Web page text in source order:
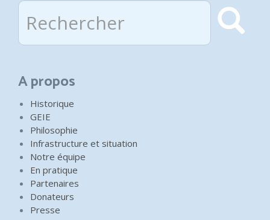
Rechercher
A propos
Historique
GEIE
Philosophie
Infrastructure et situation
Notre équipe
En pratique
Partenaires
Donateurs
Presse